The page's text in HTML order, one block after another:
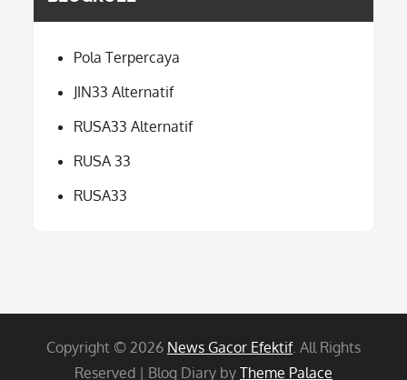
Pola Terpercaya
JIN33 Alternatif
RUSA33 Alternatif
RUSA 33
RUSA33
Copyright © 2026 News Gacor Efektif. All Rights
Reserved | Blog Diary by Theme Palace